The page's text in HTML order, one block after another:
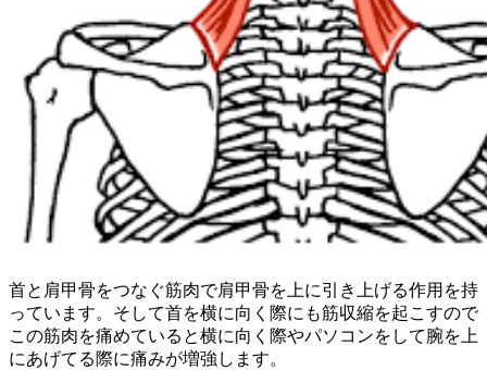
首と肩甲骨をつなぐ筋肉で肩甲骨を上に引き上げる作用を持
っています。そして首を横に向く際にも筋収縮を起こすので
この筋肉を痛めていると横に向く際やパソコンをして腕を上
にあげてる際に痛みが増強します。